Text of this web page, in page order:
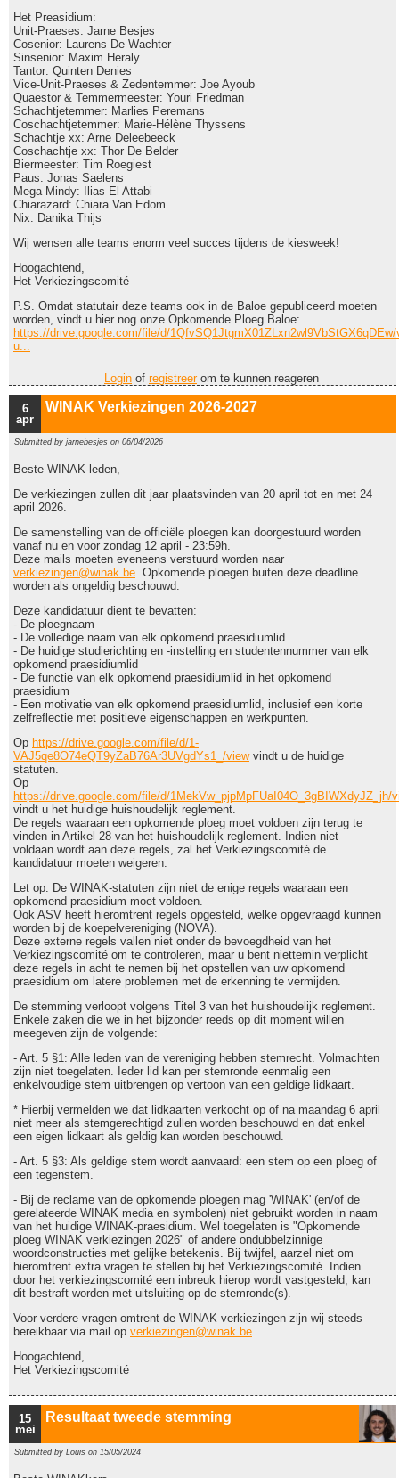
Het Preasidium:
Unit-Praeses: Jarne Besjes
Cosenior: Laurens De Wachter
Sinsenior: Maxim Heraly
Tantor: Quinten Denies
Vice-Unit-Praeses & Zedentemmer: Joe Ayoub
Quaestor & Temmermeester: Youri Friedman
Schachtjetemmer: Marlies Peremans
Coschachtjetemmer: Marie-Hélène Thyssens
Schachtje xx: Arne Deleebeeck
Coschachtje xx: Thor De Belder
Biermeester: Tim Roegiest
Paus: Jonas Saelens
Mega Mindy: Ilias El Attabi
Chiarazard: Chiara Van Edom
Nix: Danika Thijs
Wij wensen alle teams enorm veel succes tijdens de kiesweek!
Hoogachtend,
Het Verkiezingscomité
P.S. Omdat statutair deze teams ook in de Baloe gepubliceerd moeten
worden, vindt u hier nog onze Opkomende Ploeg Baloe:
https://drive.google.com/file/d/1QfvSQ1JtgmX01ZLxn2wl9VbStGX6qDEw/
u...
Login of registreerom te kunnen reageren
6
apr
WINAK Verkiezingen 2026-2027
Submitted by jarnebesjes on 06/04/2026
Beste WINAK-leden,
De verkiezingen zullen dit jaar plaatsvinden van 20 april tot en met 24
april 2026.
De samenstelling van de officiële ploegen kan doorgestuurd worden
vanaf nu en voor zondag 12 april - 23:59h.
Deze mails moeten eveneens verstuurd worden naar
verkiezingen@winak.be. Opkomende ploegen buiten deze deadline
worden als ongeldig beschouwd.
Deze kandidatuur dient te bevatten:
- De ploegnaam
- De volledige naam van elk opkomend praesidiumlid
- De huidige studierichting en -instelling en studentennummer van elk
opkomend praesidiumlid
- De functie van elk opkomend praesidiumlid in het opkomend
praesidium
- Een motivatie van elk opkomend praesidiumlid, inclusief een korte
zelfreflectie met positieve eigenschappen en werkpunten.
Op https://drive.google.com/file/d/1-
VAJ5qe8O74eQT9yZaB76Ar3UVgdYs1_/viewvindt u de huidige
statuten.
Op
https://drive.google.com/file/d/1MekVw_pjpMpFUaI04O_3gBIWXdyJZ_jh/
vindt u het huidige huishoudelijk reglement.
De regels waaraan een opkomende ploeg moet voldoen zijn terug te
vinden in Artikel 28 van het huishoudelijk reglement. Indien niet
voldaan wordt aan deze regels, zal het Verkiezingscomité de
kandidatuur moeten weigeren.
Let op: De WINAK-statuten zijn niet de enige regels waaraan een
opkomend praesidium moet voldoen.
Ook ASV heeft hieromtrent regels opgesteld, welke opgevraagd kunnen
worden bij de koepelvereniging (NOVA).
Deze externe regels vallen niet onder de bevoegdheid van het
Verkiezingscomité om te controleren, maar u bent niettemin verplicht
deze regels in acht te nemen bij het opstellen van uw opkomend
praesidium om latere problemen met de erkenning te vermijden.
De stemming verloopt volgens Titel 3 van het huishoudelijk reglement.
Enkele zaken die we in het bijzonder reeds op dit moment willen
meegeven zijn de volgende:
- Art. 5 §1: Alle leden van de vereniging hebben stemrecht. Volmachten
zijn niet toegelaten. Ieder lid kan per stemronde eenmalig een
enkelvoudige stem uitbrengen op vertoon van een geldige lidkaart.
* Hierbij vermelden we dat lidkaarten verkocht op of na maandag 6 april
niet meer als stemgerechtigd zullen worden beschouwd en dat enkel
een eigen lidkaart als geldig kan worden beschouwd.
- Art. 5 §3: Als geldige stem wordt aanvaard: een stem op een ploeg of
een tegenstem.
- Bij de reclame van de opkomende ploegen mag 'WINAK' (en/of de
gerelateerde WINAK media en symbolen) niet gebruikt worden in naam
van het huidige WINAK-praesidium. Wel toegelaten is "Opkomende
ploeg WINAK verkiezingen 2026" of andere ondubbelzinnige
woordconstructies met gelijke betekenis. Bij twijfel, aarzel niet om
hieromtrent extra vragen te stellen bij het Verkiezingscomité. Indien
door het verkiezingscomité een inbreuk hierop wordt vastgesteld, kan
dit bestraft worden met uitsluiting op de stemronde(s).
Voor verdere vragen omtrent de WINAK verkiezingen zijn wij steeds
bereikbaar via mail op verkiezingen@winak.be.
Hoogachtend,
Het Verkiezingscomité
15
mei
Resultaat tweede stemming
Submitted by Louis on 15/05/2024